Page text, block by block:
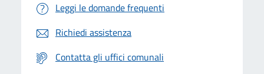
Leggi le domande frequenti
Richiedi assistenza
Contatta gli uffici comunali